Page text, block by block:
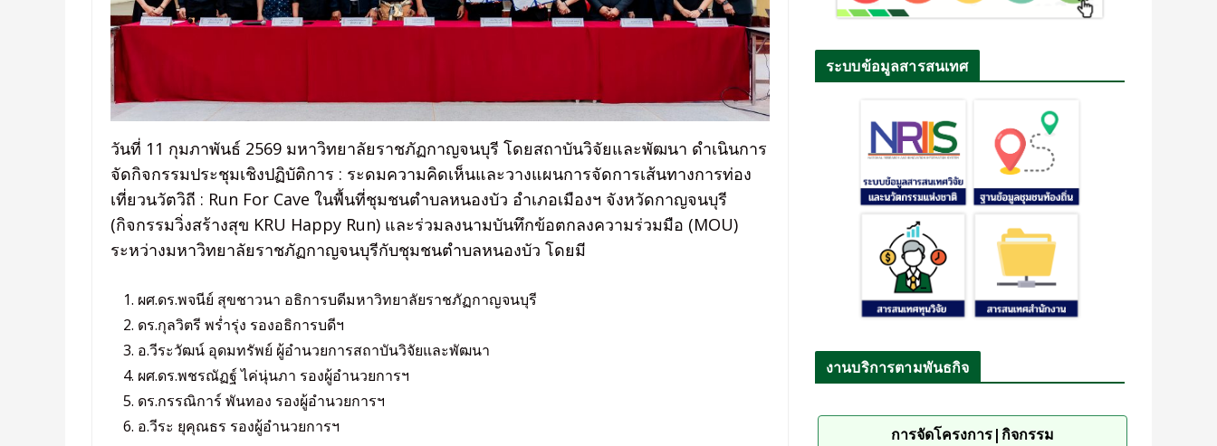
วันที่ 11 กุมภาพันธ์ 2569 มหาวิทยาลัยราชภัฏกาญจนบุรี โดยสถาบันวิจัยและพัฒนา ดำเนินการ
จัดกิจกรรมประชุมเชิงปฏิบัติการ : ระดมความคิดเห็นและวางแผนการจัดการเส้นทางการท่อง
เที่ยวนวัตวิถี : Run For Cave ในพื้นที่ชุมชนตำบลหนองบัว อำเภอเมืองฯ จังหวัดกาญจนบุรี
(กิจกรรมวิ่งสร้างสุข KRU Happy Run) และร่วมลงนามบันทึกข้อตกลงความร่วมมือ (MOU)
ระหว่างมหาวิทยาลัยราชภัฏกาญจนบุรีกับชุมชนตำบลหนองบัว โดยมี
ผศ.ดร.พจนีย์ สุขชาวนา อธิการบดีมหาวิทยาลัยราชภัฏกาญจนบุรี
ดร.กุลวิตรี พร่ำรุ่ง รองอธิการบดีฯ
อ.วีระวัฒน์ อุดมทรัพย์ ผู้อำนวยการสถาบันวิจัยและพัฒนา
ผศ.ดร.พชรณัฏฐ์ ไค่นุ่นภา รองผู้อำนวยการฯ
ดร.กรรณิการ์ พันทอง รองผู้อำนวยการฯ
อ.วีระ ยุคุณธร รองผู้อำนวยการฯ
ระบบข้อมูลสารสนเทศ
งานบริการตามพันธกิจ
การจัดโครงการ|กิจกรรม